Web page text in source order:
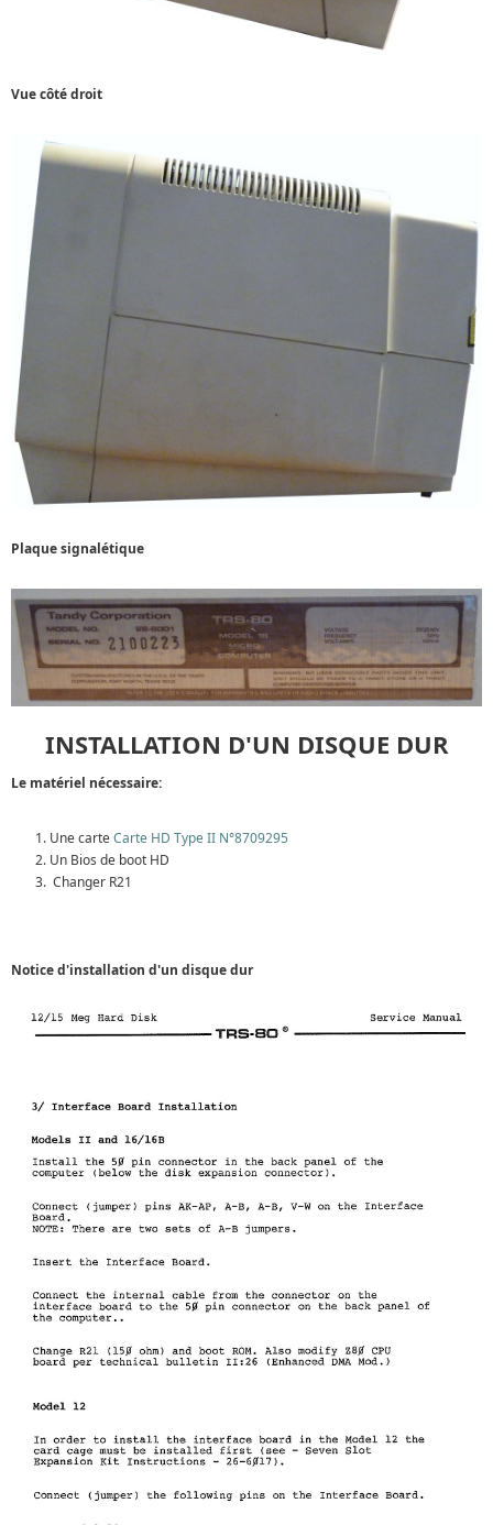
Vue côté droit
Plaque signalétique
INSTALLATION D'UN DISQUE DUR
Le matériel nécessaire:
Une carteCarte HD Type II N°8709295
Un Bios de boot HD
Changer R21
Notice d'installation d'un disque dur